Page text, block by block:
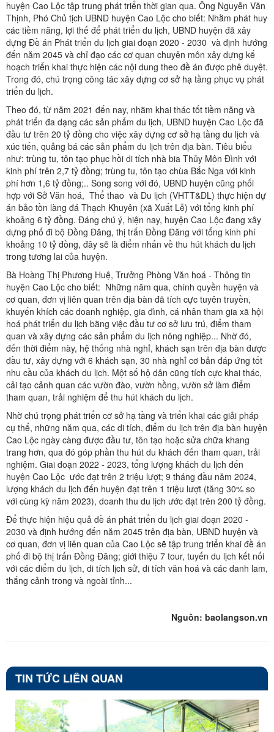
huyện Cao Lộc tập trung phát triển thời gian qua. Ông Nguyễn Văn
Thịnh, Phó Chủ tịch UBND huyện Cao Lộc cho biết: Nhằm phát huy
các tiềm năng, lợi thế để phát triển du lịch, UBND huyện đã xây
dựng Đề án Phát triển du lịch giai đoạn 2020 - 2030 và định hướng
đến năm 2045 và chỉ đạo các cơ quan chuyên môn xây dựng kế
hoạch triển khai thực hiện các nội dung theo đề án được phê duyệt.
Trong đó, chú trọng công tác xây dựng cơ sở hạ tầng phục vụ phát
triển du lịch.
Theo đó, từ năm 2021 đến nay, nhằm khai thác tốt tiềm năng và
phát triển đa dạng các sản phẩm du lịch, UBND huyện Cao Lộc đã
đầu tư trên 20 tỷ đồng cho việc xây dựng cơ sở hạ tầng du lịch và
xúc tiến, quảng bá các sản phẩm du lịch trên địa bàn. Tiêu biểu
như: trùng tu, tôn tạo phục hồi di tích nhà bia Thủy Môn Đình với
kinh phí trên 2,7 tỷ đồng; trùng tu, tôn tạo chùa Bắc Nga với kinh
phí hơn 1,6 tỷ đồng;.. Song song với đó, UBND huyện cũng phối
hợp với Sở Văn hoá, Thể thao và Du lịch (VHTT&DL) thực hiện dự
án bảo tồn làng đá Thạch Khuyên (xã Xuất Lễ) với tổng kinh phí
khoảng 6 tỷ đồng. Đáng chú ý, hiện nay, huyện Cao Lộc đang xây
dựng phố đi bộ Đồng Đăng, thị trấn Đồng Đăng với tổng kinh phí
khoảng 10 tỷ đồng, đây sẽ là điểm nhấn về thu hút khách du lịch
trong tương lai của huyện.
Bà Hoàng Thị Phương Huệ, Trưởng Phòng Văn hoá - Thông tin
huyện Cao Lộc cho biết: Những năm qua, chính quyền huyện và
cơ quan, đơn vị liên quan trên địa bàn đã tích cực tuyên truyền,
khuyến khích các doanh nghiệp, gia đình, cá nhân tham gia xã hội
hoá phát triển du lịch bằng việc đầu tư cơ sở lưu trú, điểm tham
quan và xây dựng các sản phẩm du lịch nông nghiệp... Nhờ đó,
đến thời điểm này, hệ thống nhà nghỉ, khách sạn trên địa bàn được
đầu tư, xây dựng với 6 khách sạn, 30 nhà nghỉ cơ bản đáp ứng tốt
nhu cầu của khách du lịch. Một số hộ dân cũng tích cực khai thác,
cải tạo cảnh quan các vườn đào, vườn hồng, vườn sở làm điểm
tham quan, trải nghiệm để thu hút khách du lịch.
Nhờ chú trọng phát triển cơ sở hạ tầng và triển khai các giải pháp
cụ thể, những năm qua, các di tích, điểm du lịch trên địa bàn huyện
Cao Lộc ngày càng được đầu tư, tôn tạo hoặc sửa chữa khang
trang hơn, qua đó góp phần thu hút du khách đến tham quan, trải
nghiệm. Giai đoạn 2022 - 2023, tổng lượng khách du lịch đến
huyện Cao Lộc ước đạt trên 2 triệu lượt; 9 tháng đầu năm 2024,
lượng khách du lịch đến huyện đạt trên 1 triệu lượt (tăng 30% so
với cùng kỳ năm 2023), doanh thu du lịch ước đạt trên 200 tỷ đồng.
Để thực hiện hiệu quả đề án phát triển du lịch giai đoạn 2020 -
2030 và định hướng đến năm 2045 trên địa bàn, UBND huyện và
cơ quan, đơn vị liên quan của Cao Lộc sẽ tập trung triển khai đề án
phố đi bộ thị trấn Đồng Đăng; giới thiệu 7 tour, tuyến du lịch kết nối
với các điểm du lịch, di tích lịch sử, di tích văn hoá và các danh lam,
thắng cảnh trong và ngoài tỉnh...
Nguồn: baolangson.vn
TIN TỨC LIÊN QUAN